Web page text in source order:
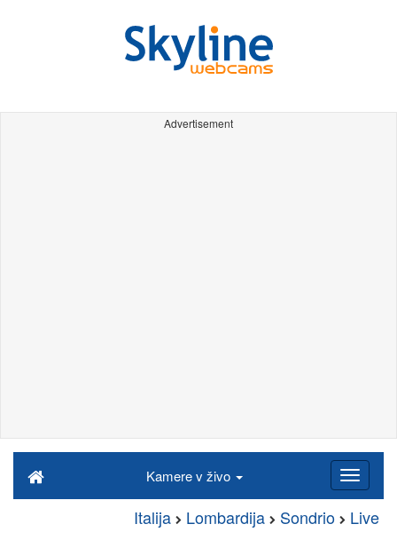
Advertisement
Kamere v živo
Italija Lombardija Sondrio Live